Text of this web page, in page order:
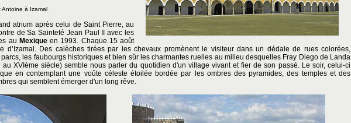
à Izamal
atrium après celui de Saint Pierre, au
de Sa Sainteté Jean Paul II avec les
au Mexiqueen 1993. Chaque 15 août
d’Izamal. Des calèches tirées par les chevaux promènent le visiteur dans un dédale de rues colorées,
les faubourgs historiques et bien sûr les charmantes ruelles au milieu desquelles Fray Diego de Landa
au XVIème siècle) semble nous parler du quotidien d'un village vivant et fier de son passé. Le soir, celui-ci
en contemplant une voûte céleste étoilée bordée par les ombres des pyramides, des temples et des
qui semblent émerger d'un long rêve.